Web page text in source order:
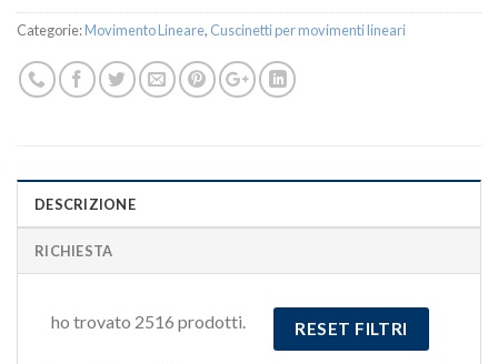
Categorie:Movimento Lineare, Cuscinetti per movimenti lineari
DESCRIZIONE
RICHIESTA
ho trovato 2516 prodotti. RESET FILTRI